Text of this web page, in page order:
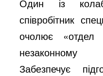
Один із
співробітник
очолює «отдел
незаконному
Забезпечує